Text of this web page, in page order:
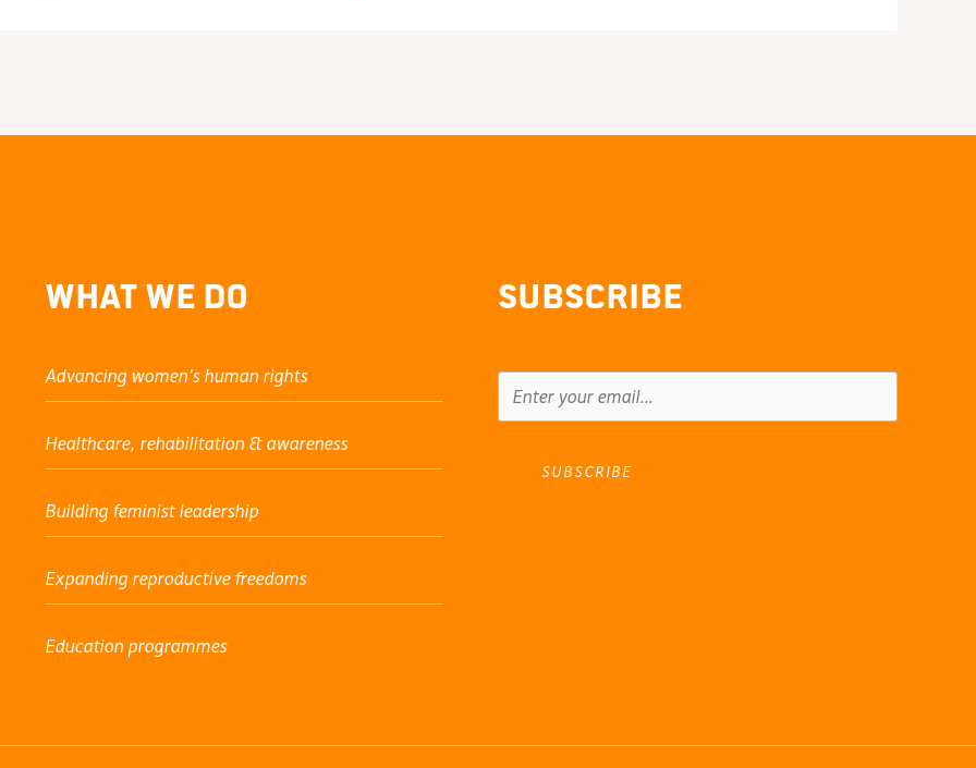
What We Do
Advancing women’s human rights
Healthcare, rehabilitation & awareness
Building feminist leadership
Expanding reproductive freedoms
Education programmes
Subscribe
SUBSCRIBE